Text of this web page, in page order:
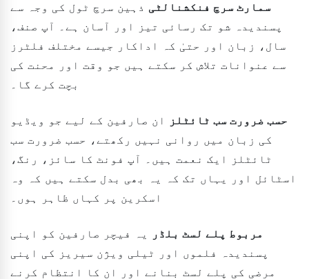
سمارٹ سرچ فنکشنالٹی ذہین سرچ ٹول کی وجہ سے
پسندیدہ شو تک رسائی تیز اور آسان ہے۔ آپ صنف،
سال، زبان اور حتیٰ کہ اداکار جیسے مختلف فلٹرز
سے عنوانات تلاش کر سکتے ہیں جو وقت اور محنت کی
بچت کرے گا۔
حسب ضرورت سب ٹائٹلز
ان صارفین کے لیے جو ویڈیو
کی زبان میں روانی نہیں رکھتے، حسب ضرورت سب
ٹائٹلز ایک نعمت ہیں۔ آپ فونٹ کا سائز، رنگ،
اسٹائل اور یہاں تک کہ یہ بھی بدل سکتے ہیں کہ وہ
اسکرین پر کہاں ظاہر ہوں۔
مربوط پلے لسٹ بلڈر
یہ فیچر صارفین کو اپنی
پسندیدہ فلموں اور ٹیلی ویژن سیریز کی اپنی
مرضی کی پلے لسٹ بنانے اور ان کا انتظام کرنے